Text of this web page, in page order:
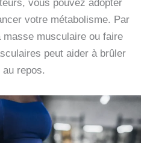
vous pouvez adopter
votre métabolisme. Par
musculaire ou faire
peut aider à brûler
repos.